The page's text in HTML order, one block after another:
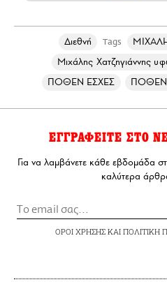
Διεθνή Tags
Μιχάλης Χατζηγιάννης
ΠΟΘΕΝ ΕΣΧΕΣ
ΠΟΘΕΝ
ΕΓΓΡΑΦΕΙΤΕ ΣΤΟ
Για να λαμβάνετε κάθε εβδομάδα
καλύτερα
ΟΡΟΙ ΧΡΗΣΗΣΚΑΙ ΠΟΛΙΤΙΚΗ